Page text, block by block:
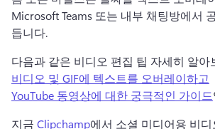
Microsoft Teams 또는 내부 채팅방에서
듭니다.
다음과 같은 비디오 편집 팁 자세히 알아
비디오 및 GIF에 텍스트를 오버레이하고
YouTube 동영상에 대한 궁극적인 가이드
지금 Clipchamp에서 소셜 미디어용 비